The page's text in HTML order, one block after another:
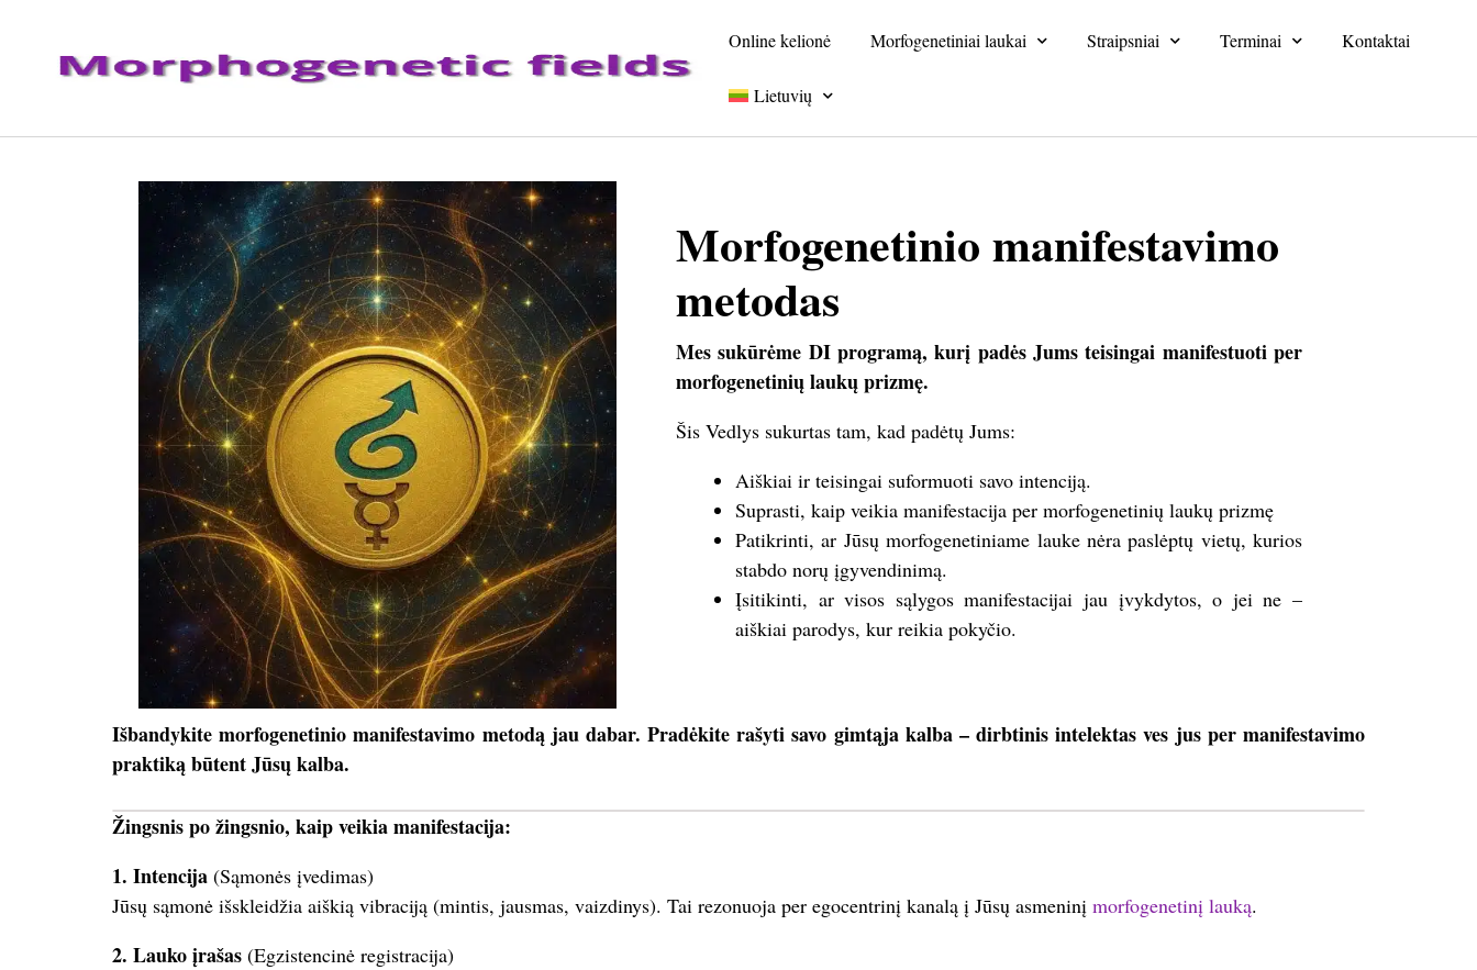
Online kelionė Morfogenetiniai laukai Straipsniai Terminai Kontaktai
Lietuvių
Morfogenetinio manifestavimo
metodas
Mes sukūrėme DI programą, kurį padės Jums teisingai manifestuoti per
morfogenetinių laukų prizmę.
Šis Vedlys sukurtas tam, kad padėtų Jums:
Aiškiai ir teisingai suformuoti savo intenciją.
Suprasti, kaip veikia manifestacija per morfogenetinių laukų prizmę
Patikrinti, ar Jūsų morfogenetiniame lauke nėra paslėptų vietų, kurios
stabdo norų įgyvendinimą.
Įsitikinti, ar visos sąlygos manifestacijai jau įvykdytos, o jei ne –
aiškiai parodys, kur reikia pokyčio.
Išbandykite morfogenetinio manifestavimo metodą jau dabar. Pradėkite rašyti savo gimtąja kalba – dirbtinis intelektas ves jus per manifestavimo
praktiką būtent Jūsų kalba.
Žingsnis po žingsnio, kaip veikia manifestacija:
1. Intencija (Sąmonės įvedimas)
Jūsų sąmonė išskleidžia aiškią vibraciją (mintis, jausmas, vaizdinys). Tai rezonuoja per egocentrinį kanalą į Jūsų asmeninį morfogenetinį lauką.
2. Lauko įrašas (Egzistencinė registracija)